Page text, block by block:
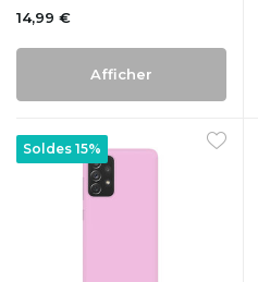
14,99 €
Afficher
Soldes 15%